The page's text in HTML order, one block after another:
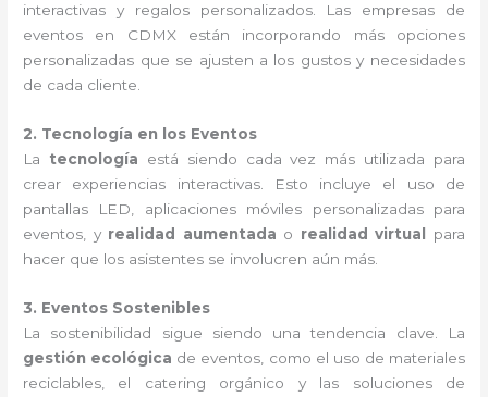
interactivas y regalos personalizados. Las empresas de
eventos en CDMX están incorporando más opciones
personalizadas que se ajusten a los gustos y necesidades
de cada cliente.
2. Tecnología en los Eventos
La tecnología está siendo cada vez más utilizada para
crear experiencias interactivas. Esto incluye el uso de
pantallas LED, aplicaciones móviles personalizadas para
eventos, y realidad aumentada o realidad virtual
para
hacer que los asistentes se involucren aún más.
3. Eventos Sostenibles
La sostenibilidad sigue siendo una tendencia clave. La
gestión ecológica de eventos, como el uso de materiales
reciclables, el catering orgánico y las soluciones de